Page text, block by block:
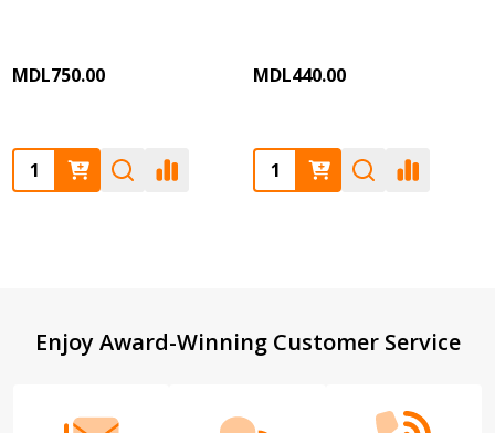
MDL750.00
Quantity:
MDL440.00
Quantity:
Footer
Enjoy Award-Winning Customer Service